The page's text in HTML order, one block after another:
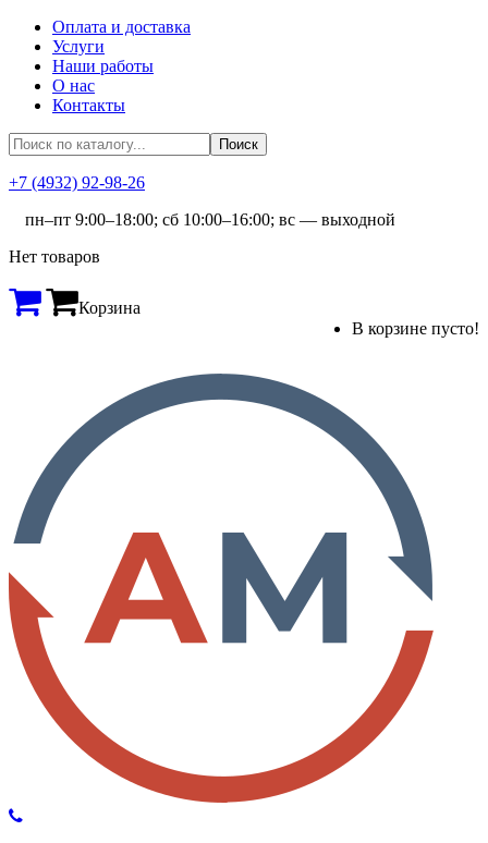
Оплата и доставка
Услуги
Наши работы
О нас
Контакты
+7 (4932) 92-98-26
пн–пт 9:00–18:00; сб 10:00–16:00; вс — выходной
Нет товаров
Корзина
В корзине пусто!